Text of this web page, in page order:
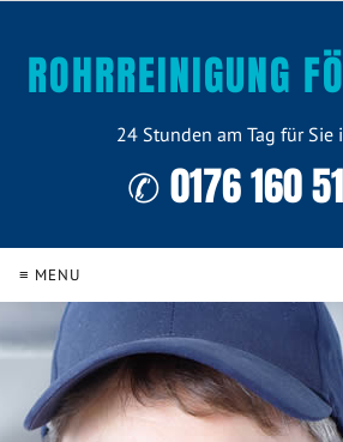
ROHRREINIGUNG
24 Stunden am Tag für Sie
✆ 0176 160
≡ MENU